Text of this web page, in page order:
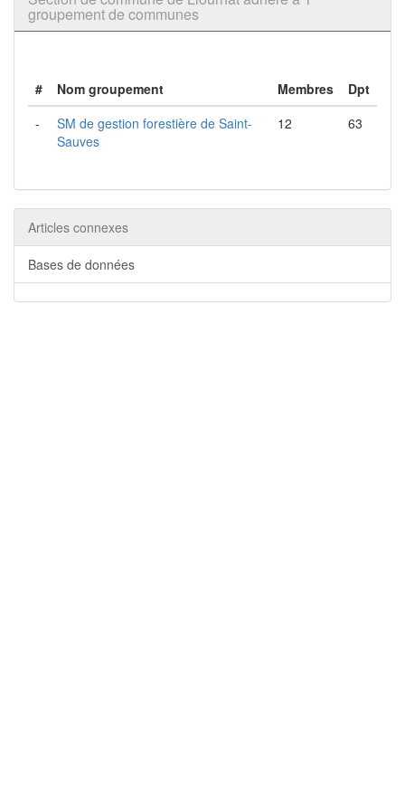
groupement de communes
# Nom groupement Membres
Dpt
-
SM de gestion forestière de Saint-
Sauves
12 63
Articles connexes
Bases de données